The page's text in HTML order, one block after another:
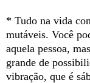
* Tudo na vida
mutáveis. Você
aquela pessoa,
grande de
vibração, que é